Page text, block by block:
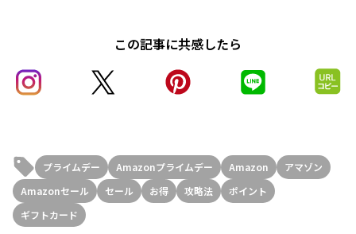
この記事に共感したら
プライムデー Amazonプライムデー Amazon
アマゾン
Amazonセール
セール お得 攻略法
ポイント
ギフトカード